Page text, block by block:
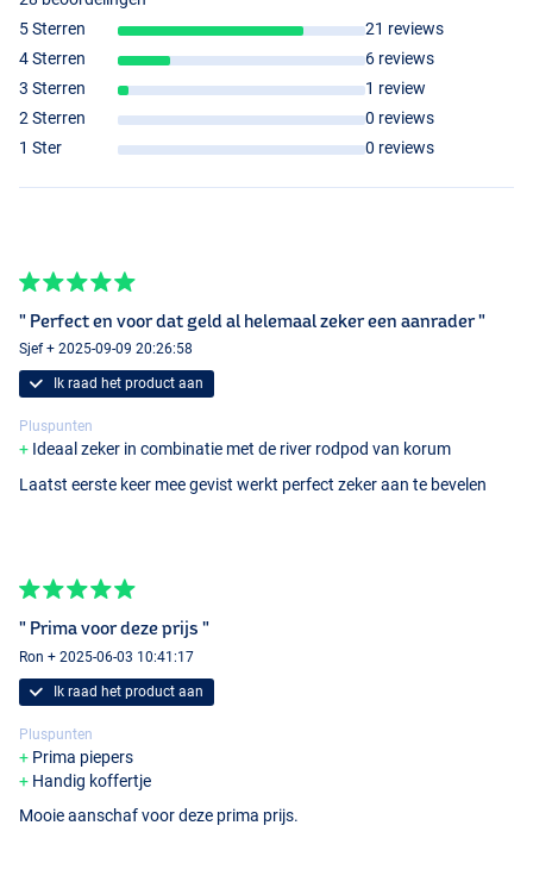
5 Sterren
21 reviews
4 Sterren
6 reviews
3 Sterren
1 review
2 Sterren
0 reviews
1 Ster
0 reviews
" Perfect en voor dat geld al helemaal zeker een aanrader "
Sjef + 2025-09-09 20:26:58
Ik raad het product aan
Pluspunten
Ideaal zeker in combinatie met de river rodpod van korum
Laatst eerste keer mee gevist werkt perfect zeker aan te bevelen
" Prima voor deze prijs "
Ron + 2025-06-03 10:41:17
Ik raad het product aan
Pluspunten
Prima piepers
Handig koffertje
Mooie aanschaf voor deze prima prijs.